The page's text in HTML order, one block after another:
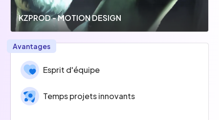
KZPROD - MOTION DESIGN
Avantages
Esprit d'équipe
Temps projets innovants